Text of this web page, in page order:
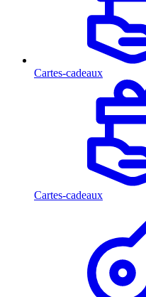
Cartes-cadeaux
Cartes-cadeaux